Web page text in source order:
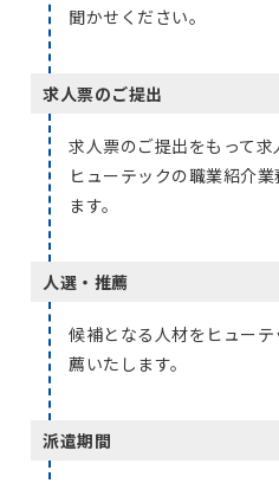
聞かせください。
求人票のご提出
求人票のご提出をもって求
ヒューテックの職業紹介
ます。
人選・推薦
候補となる人材をヒュー
薦いたします。
派遣期間